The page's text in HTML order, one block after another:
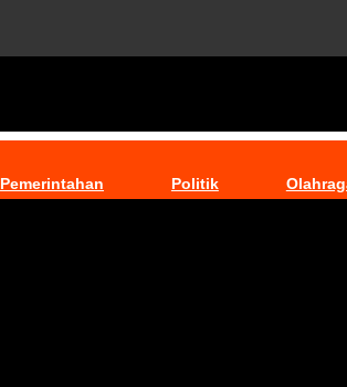
Pemerintahan Politik